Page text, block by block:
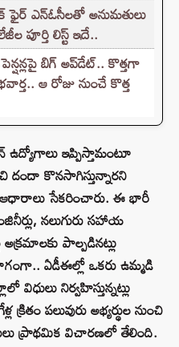
ఫైర్ ఎన్ఓసీలతో అనుమతులు
పూర్తి లిస్ట్ ఇదే..
బిగ్ అప్‌డేట్.. కొత్తగా
ఆ రోజు నుంచే కొత్త
ఇప్పిస్తామంటూ
దందా కొనసాగిస్తున్నారని
సేకరించారు. ఈ భారీ
నలుగురు సహాయ
పాల్పడినట్లు
ఏడీఈల్లో ఒకరు ఉమ్మడి
నిర్వహిస్తున్నట్లు
పలువురు అభ్యర్థుల నుంచి
ప్రాథమిక విచారణలో తేలింది.